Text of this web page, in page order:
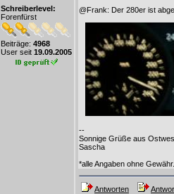
Schreiberlevel:
Forenfürst
Beiträge: 4968
User seit 19.09.2005
@Frank: Der 280er ist
--
Sonnige Grüße aus
Sascha
*alle Angaben ohne Gewähr.
Antworten